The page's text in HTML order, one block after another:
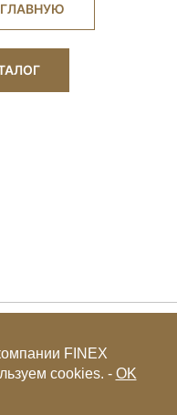
FINEX
cookies. - OK